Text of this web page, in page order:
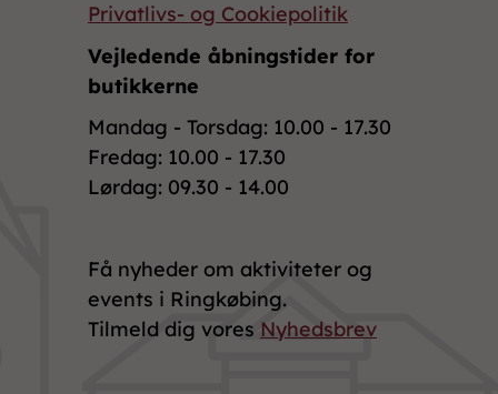
Privatlivs- og Cookiepolitik
Vejledende åbningstider for
butikkerne
Mandag - Torsdag: 10.00 - 17.30
Fredag: 10.00 - 17.30
Lørdag: 09.30 - 14.00
Få nyheder om aktiviteter og
events i Ringkøbing.
Tilmeld dig vores Nyhedsbrev